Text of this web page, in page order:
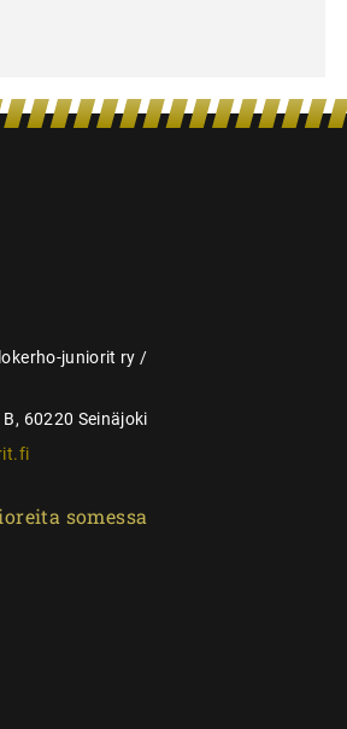
juniorit ry /
60220 Seinäjoki
somessa